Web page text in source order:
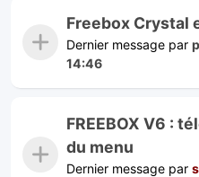
Freebox Crystal
Dernier message par
14:46
FREEBOX V6 :
du menu
Dernier message par